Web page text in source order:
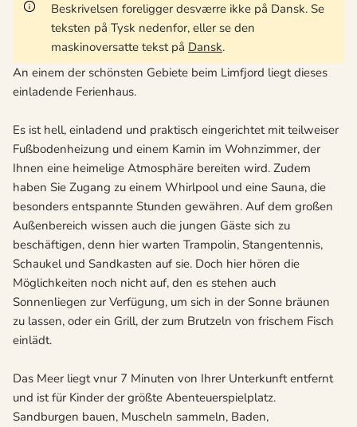
Beskrivelsen foreligger desværre ikke på Dansk. Se
teksten på Tysk nedenfor, eller se den
maskinoversatte tekst på Dansk.
An einem der schönsten Gebiete beim Limfjord liegt dieses
einladende Ferienhaus.
Es ist hell, einladend und praktisch eingerichtet mit teilweiser
Fußbodenheizung und einem Kamin im Wohnzimmer, der
Ihnen eine heimelige Atmosphäre bereiten wird. Zudem
haben Sie Zugang zu einem Whirlpool und eine Sauna, die
besonders entspannte Stunden gewähren. Auf dem großen
Außenbereich wissen auch die jungen Gäste sich zu
beschäftigen, denn hier warten Trampolin, Stangentennis,
Schaukel und Sandkasten auf sie. Doch hier hören die
Möglichkeiten noch nicht auf, den es stehen auch
Sonnenliegen zur Verfügung, um sich in der Sonne bräunen
zu lassen, oder ein Grill, der zum Brutzeln von frischem Fisch
einlädt.
Das Meer liegt vnur 7 Minuten von Ihrer Unterkunft entfernt
und ist für Kinder der größte Abenteuerspielplatz.
Sandburgen bauen, Muscheln sammeln, Baden,